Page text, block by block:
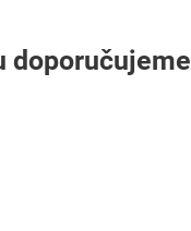
doporučujeme